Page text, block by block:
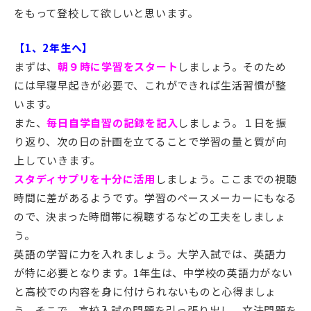
をもって登校して欲しいと思います。
【1、2年生へ】
まずは、 朝９時に学習をスタート しましょう。そのため
には早寝早起きが必要で、これができれば生活習慣が整
います。
また、毎日自学自習の記録を記入しましょう。１日を振
り返り、次の日の計画を立てることで学習の量と質が向
上していきます。
スタディサプリを十分に活用 しましょう。ここまでの視聴
時間に差があるようです。学習のペースメーカーにもなる
ので、決まった時間帯に視聴するなどの工夫をしましょ
う。
英語の学習に力を入れましょう。大学入試では、英語力
が特に必要となります。1年生は、中学校の英語力がない
と高校での内容を身に付けられないものと心得ましょ